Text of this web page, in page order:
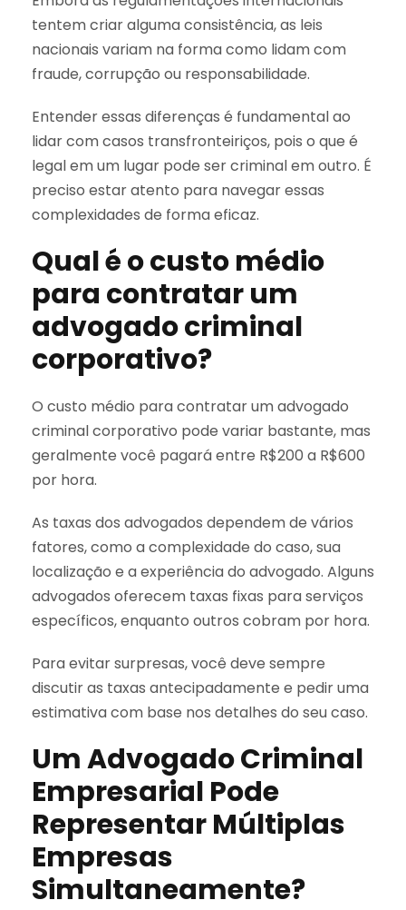
tentem criar alguma consistência, as leis
nacionais variam na forma como lidam com
fraude, corrupção ou responsabilidade.
Entender essas diferenças é fundamental ao
lidar com casos transfronteiriços, pois o que é
legal em um lugar pode ser criminal em outro. É
preciso estar atento para navegar essas
complexidades de forma eficaz.
Qual é o custo médio
para contratar um
advogado criminal
corporativo?
O custo médio para contratar um advogado
criminal corporativo pode variar bastante, mas
geralmente você pagará entre R$200 a R$600
por hora.
As taxas dos advogados dependem de vários
fatores, como a complexidade do caso, sua
localização e a experiência do advogado. Alguns
advogados oferecem taxas fixas para serviços
específicos, enquanto outros cobram por hora.
Para evitar surpresas, você deve sempre
discutir as taxas antecipadamente e pedir uma
estimativa com base nos detalhes do seu caso.
Um Advogado Criminal
Empresarial Pode
Representar Múltiplas
Empresas
Simultaneamente?